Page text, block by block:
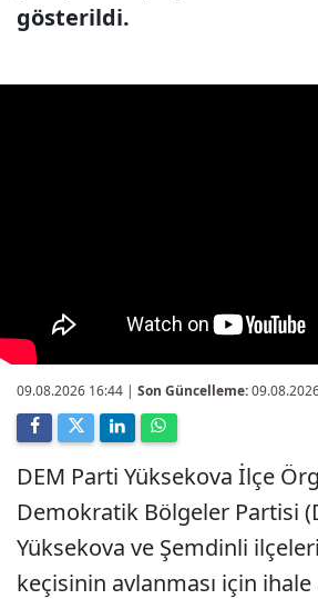
gösterildi.
09.08.2026 16:44 | Son Güncelleme:
DEM Parti Yüksekova İlçe
Demokratik Bölgeler Partisi
Yüksekova ve Şemdinli
keçisinin avlanması için ihale